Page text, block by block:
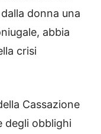
donna una
abbia
crisi
Cassazione
degli obblighi